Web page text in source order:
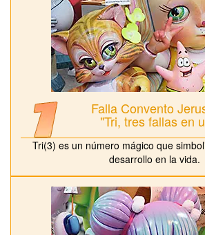
Falla Convento
"Tri, tres fallas en
Tri(3) es un número mágico que
desarrollo en la vida.